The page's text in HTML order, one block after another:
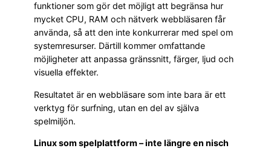
funktioner som gör det möjligt att begränsa hur
mycket CPU, RAM och nätverk webbläsaren får
använda, så att den inte konkurrerar med spel om
systemresurser. Därtill kommer omfattande
möjligheter att anpassa gränssnitt, färger, ljud och
visuella effekter.
Resultatet är en webbläsare som inte bara är ett
verktyg för surfning, utan en del av själva
spelmiljön.
Linux som spelplattform – inte längre en nisch